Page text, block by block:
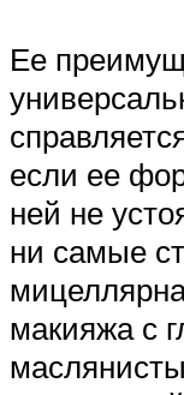
Ее
если ее
ней не
ни самые
макияжа с